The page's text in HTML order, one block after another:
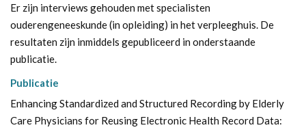
Er zijn interviews gehouden met specialisten
ouderengeneeskunde (in opleiding) in het verpleeghuis. De
resultaten zijn inmiddels gepubliceerd in onderstaande
publicatie.
Publicatie
Enhancing Standardized and Structured Recording by Elderly
Care Physicians for Reusing Electronic Health Record Data: